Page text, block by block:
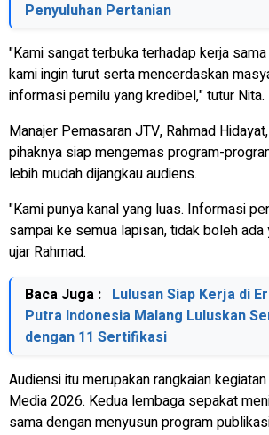
Penyuluhan Pertanian
"Kami sangat terbuka terhadap kerja
kami ingin turut serta mencerdaskan
informasi pemilu yang kredibel," tutur Nita.
Manajer Pemasaran JTV, Rahmad
pihaknya siap mengemas program-
lebih mudah dijangkau audiens.
"Kami punya kanal yang luas. Informasi
sampai ke semua lapisan, tidak boleh
ujar Rahmad.
Baca Juga : Lulusan Siap Kerja di
Putra Indonesia Malang Luluskan
dengan 11 Sertifikasi
Audiensi itu merupakan rangkaian
Media 2026. Kedua lembaga sepakat
sama dengan menyusun program